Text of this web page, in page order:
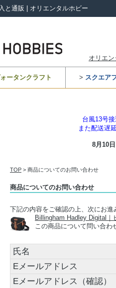
と通販 | オリエンタルホビー
オリエ
ータンクラフト > スクエア
台風13号
また配送遅
8月10
TOP > 商品についてのお問い合わせ
商品についてのお問い合わせ
下記の内容をご確認の上、次にお進
Billingham Hadley Digital
この商品について問い合わ
氏名
Eメールアドレス
Eメールアドレス（確認）